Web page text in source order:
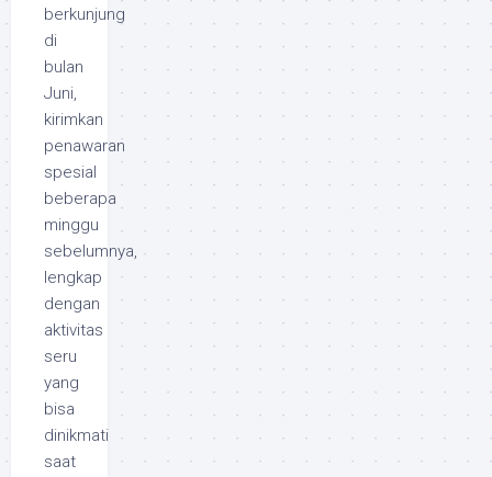
berkunjung
di
bulan
Juni,
kirimkan
penawaran
spesial
beberapa
minggu
sebelumnya,
lengkap
dengan
aktivitas
seru
yang
bisa
dinikmati
saat